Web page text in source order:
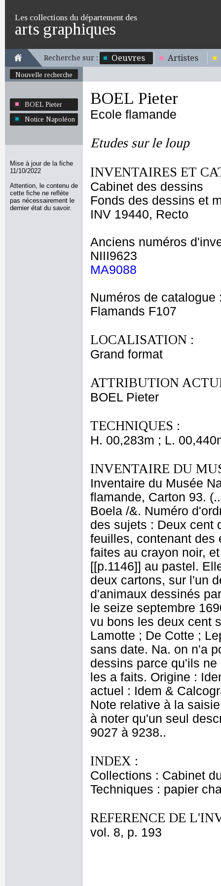
Les collections du département des
arts graphiques
Recherche sur : Oeuvres Artistes
Nouvelle recherche
BOEL Pieter
Notice Napoléon
Mise à jour de la fiche
11/10/2022
Attention, le contenu de
cette fiche ne reflète
pas nécessairement le
dernier état du savoir.
BOEL Pieter
Ecole flamande
Etudes sur le loup
INVENTAIRES ET
Cabinet des dessins
Fonds des dessins et
INV 19440, Recto
Anciens numéros
NIII9623
MA9088
Numéros de catalogue
Flamands F107
LOCALISATION :
Grand format
ATTRIBUTION
BOEL Pieter
TECHNIQUES :
H. 00,283m ; L.
INVENTAIRE DU
Inventaire du Musée
flamande, Carton 93.
Boela /&. Numéro
des sujets : Deux cent
feuilles, contenant des
faites au crayon noir,
[[p.1146]] au pastel.
deux cartons, sur l'un
d'animaux dessinés
le seize septembre
vu bons les deux cent
Lamotte ; De Cotte ;
sans date. Na. on n'a
dessins parce qu'ils
les a faits. Origine :
actuel : Idem &
Note relative à la
à noter qu'un seul
9027 à 9238..
INDEX :
Collections : Cabinet
Techniques : papier
REFERENCE DE
vol. 8, p. 193